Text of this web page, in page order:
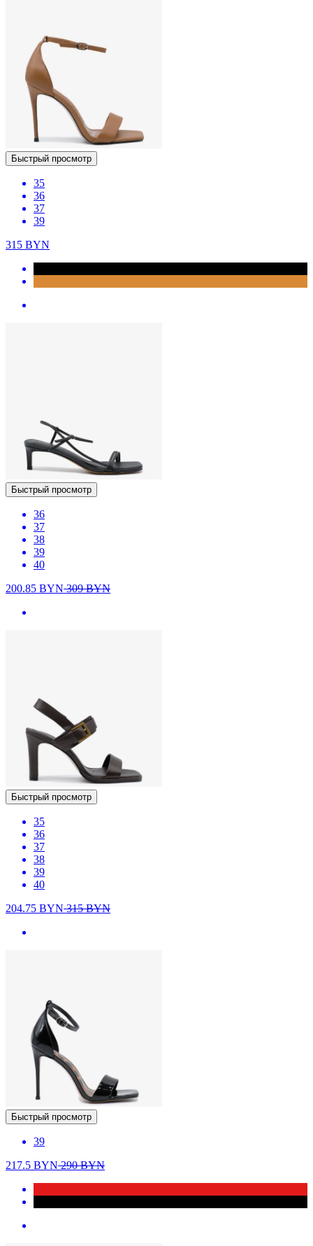
Быстрый просмотр
35
36
37
39
315 BYN
Быстрый просмотр
36
37
38
39
40
200.85 BYN309BYN
Быстрый просмотр
35
36
37
38
39
40
204.75 BYN315BYN
Быстрый просмотр
39
217.5 BYN290BYN